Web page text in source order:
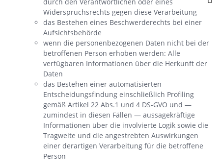
durch den Verantwortlichen oder eines
Widerspruchsrechts gegen diese Verarbeitung
das Bestehen eines Beschwerderechts bei einer
Aufsichtsbehörde
wenn die personenbezogenen Daten nicht bei der
betroffenen Person erhoben werden: Alle
verfügbaren Informationen über die Herkunft der
Daten
das Bestehen einer automatisierten
Entscheidungsfindung einschließlich Profiling
gemäß Artikel 22 Abs.1 und 4 DS-GVO und —
zumindest in diesen Fällen — aussagekräftige
Informationen über die involvierte Logik sowie die
Tragweite und die angestrebten Auswirkungen
einer derartigen Verarbeitung für die betroffene
Person